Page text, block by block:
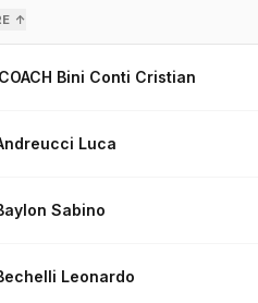
↑
Bini Conti Cristian
Luca
Sabino
Leonardo